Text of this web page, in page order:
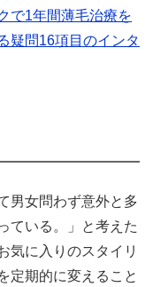
で1年間薄毛治療を
疑問16項目のインタ
男女問わず意外と多
ている。」と考えた
気に入りのスタイリ
定期的に変えること